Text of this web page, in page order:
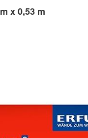
x 0,53 m